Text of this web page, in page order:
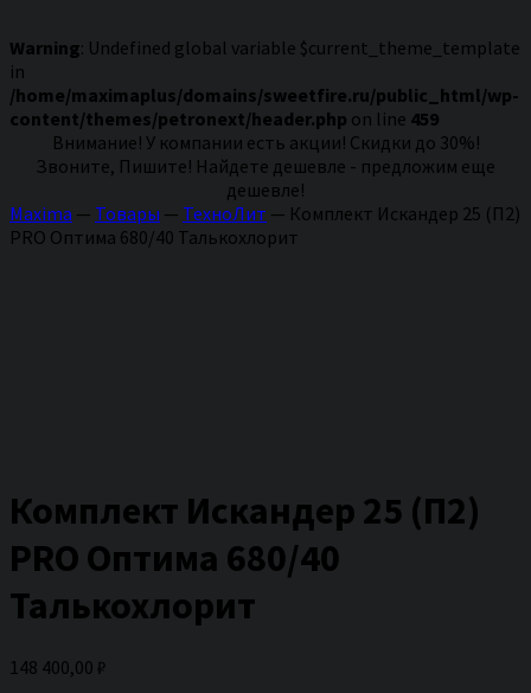
Warning: Undefined global variable $current_theme_template
in
/home/maximaplus/domains/sweetfire.ru/public_html/wp-
content/themes/petronext/header.php on line 459
Внимание! У компании есть акции! Скидки до 30%!
Звоните, Пишите! Найдете дешевле - предложим еще
дешевле!
Maxima — Товары — ТехноЛит — Комплект Искандер 25 (П2)
PRO Оптима 680/40 Талькохлорит
Комплект Искандер 25 (П2)
PRO Оптима 680/40
Талькохлорит
148 400,00 ₽